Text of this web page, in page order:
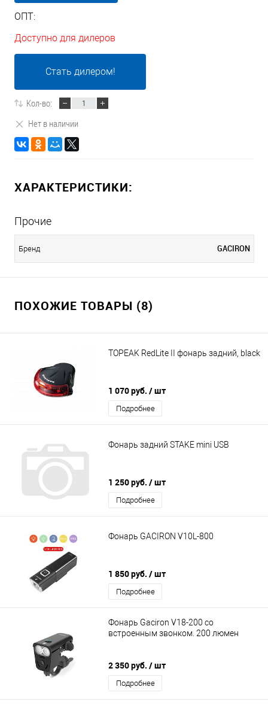
ОПТ:
Доступно для дилеров
Стать дилером!
Кол-во:
Нет в наличии
ХАРАКТЕРИСТИКИ:
Прочие
Бренд GACIRON
ПОХОЖИЕ ТОВАРЫ (8)
TOPEAK RedLite II фонарь задний, black
1 070 руб. / шт
Подробнее
Фонарь задний STAKE mini USB
1 250 руб. / шт
Подробнее
Фонарь GACIRON V10L-800
1 850 руб. / шт
Подробнее
Фонарь Gaciron V18-200 со
встроенным звонком. 200 люмен
2 350 руб. / шт
Подробнее